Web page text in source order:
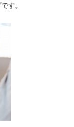
す。